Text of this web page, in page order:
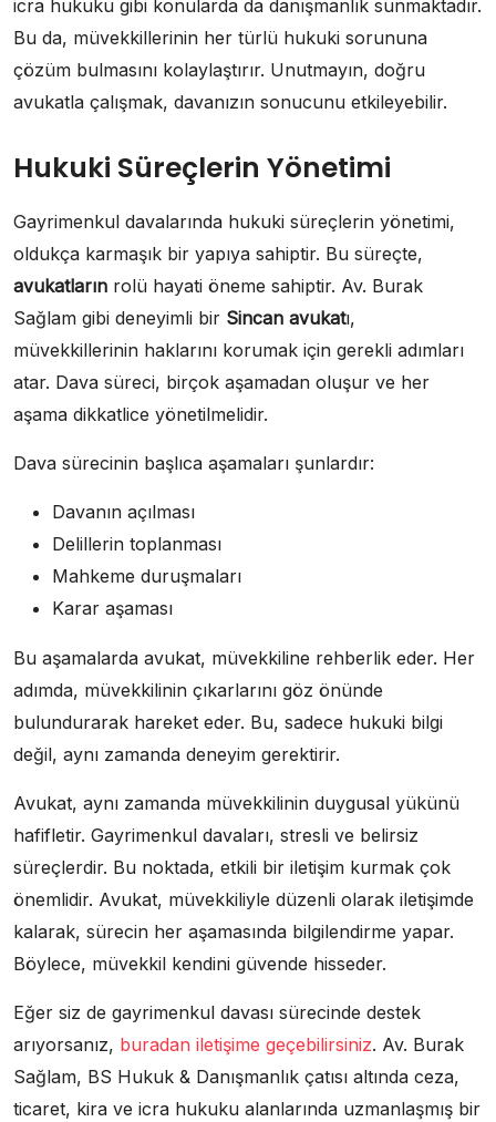
icra hukuku gibi konularda da danışmanlık sunmaktadır.
Bu da, müvekkillerinin her türlü hukuki sorununa
çözüm bulmasını kolaylaştırır. Unutmayın, doğru
avukatla çalışmak, davanızın sonucunu etkileyebilir.
Hukuki Süreçlerin Yönetimi
Gayrimenkul davalarında hukuki süreçlerin yönetimi,
oldukça karmaşık bir yapıya sahiptir. Bu süreçte,
avukatların rolü hayati öneme sahiptir. Av. Burak
Sağlam gibi deneyimli bir Sincan avukatı,
müvekkillerinin haklarını korumak için gerekli adımları
atar. Dava süreci, birçok aşamadan oluşur ve her
aşama dikkatlice yönetilmelidir.
Dava sürecinin başlıca aşamaları şunlardır:
Davanın açılması
Delillerin toplanması
Mahkeme duruşmaları
Karar aşaması
Bu aşamalarda avukat, müvekkiline rehberlik eder. Her
adımda, müvekkilinin çıkarlarını göz önünde
bulundurarak hareket eder. Bu, sadece hukuki bilgi
değil, aynı zamanda deneyim gerektirir.
Avukat, aynı zamanda müvekkilinin duygusal yükünü
hafifletir. Gayrimenkul davaları, stresli ve belirsiz
süreçlerdir. Bu noktada, etkili bir iletişim kurmak çok
önemlidir. Avukat, müvekkiliyle düzenli olarak iletişimde
kalarak, sürecin her aşamasında bilgilendirme yapar.
Böylece, müvekkil kendini güvende hisseder.
Eğer siz de gayrimenkul davası sürecinde destek
arıyorsanız, buradan iletişime geçebilirsiniz. Av. Burak
Sağlam, BS Hukuk & Danışmanlık çatısı altında ceza,
ticaret, kira ve icra hukuku alanlarında uzmanlaşmış bir